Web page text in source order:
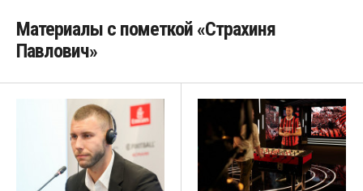
Материалы с пометкой «Страхиня
Павлович»